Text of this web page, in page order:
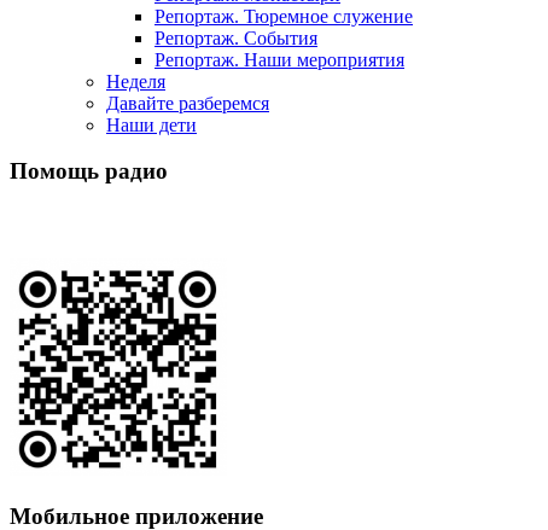
Репортаж. Тюремное служение
Репортаж. События
Репортаж. Наши мероприятия
Неделя
Давайте разберемся
Наши дети
Помощь радио
Мобильное приложение